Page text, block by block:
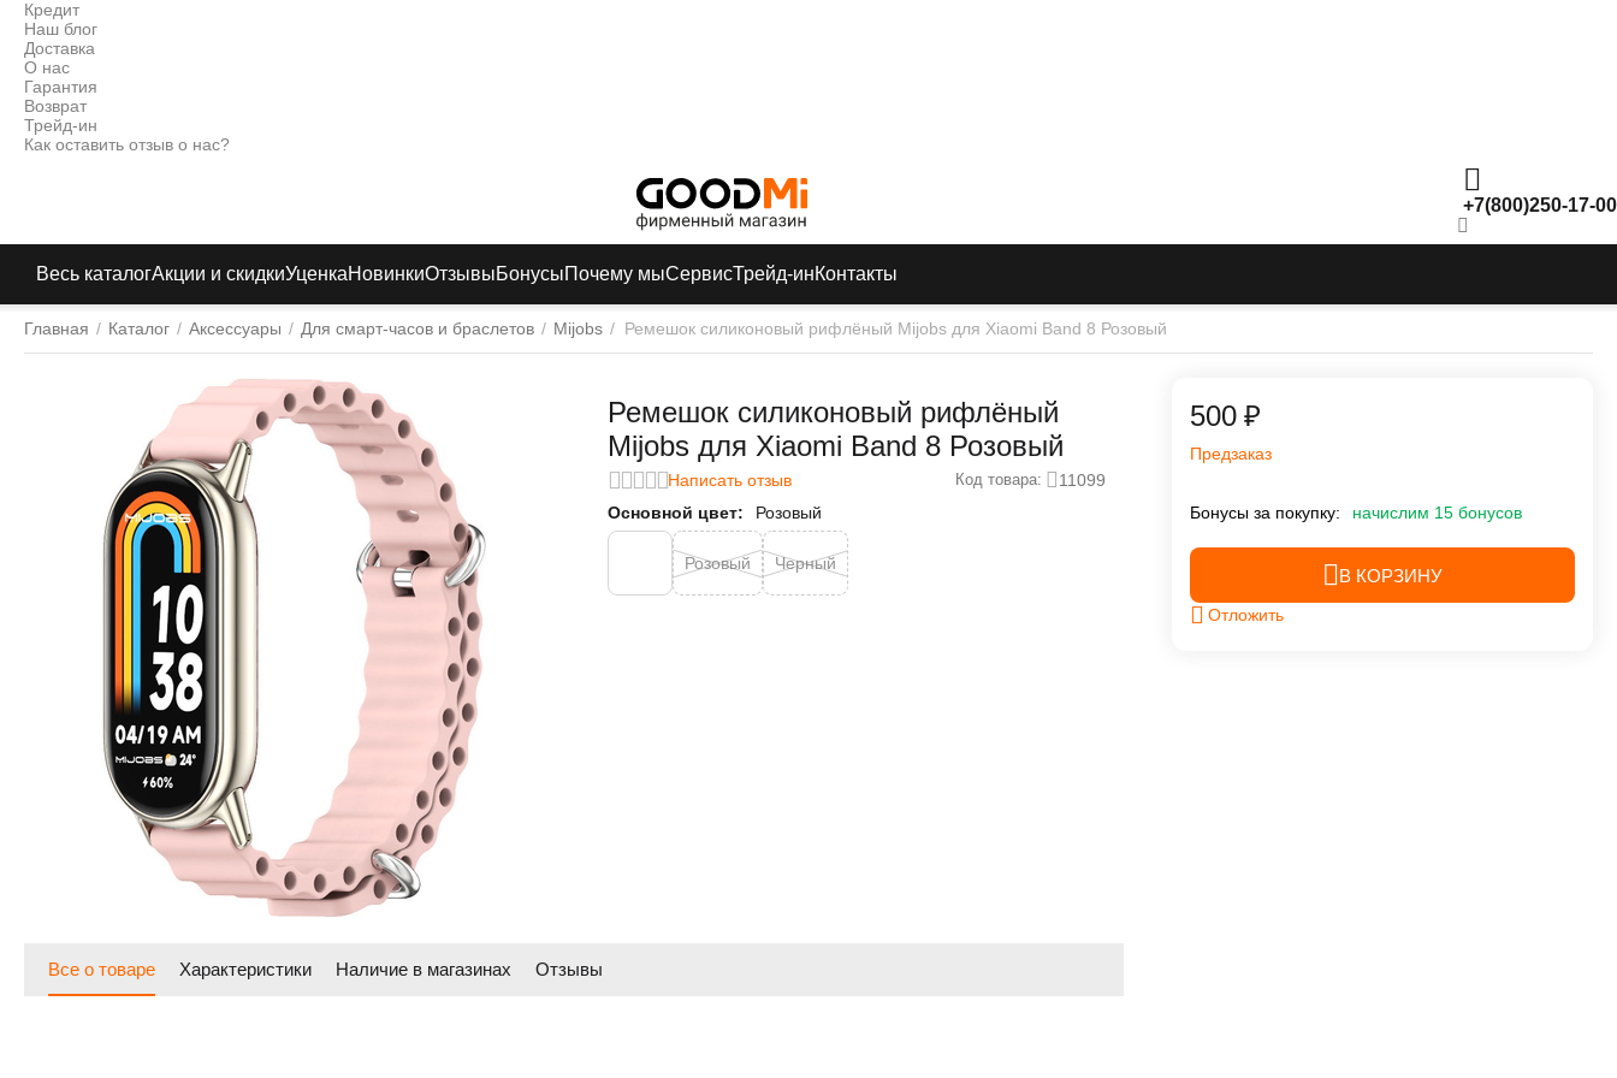
Кредит
Наш блог
Доставка
О нас
Гарантия
Возврат
Трейд-ин
Как оставить отзыв о нас?
+7(800)250-17-00
Весь каталогАкции и скидкиУценкаНовинкиОтзывыБонусыПочему мыСервисТрейд-инКонтакты
Главная / Каталог / Аксессуары / Для смарт-часов и браслетов / Mijobs / Ремешок cиликоновый рифлёный Mijobs для Xiaomi Band 8 Розовый
Ремешок cиликоновый рифлёный
Mijobs для Xiaomi Band 8 Розовый
Написать отзыв Код товара:
11099
Основной цвет:
Розовый
Розовый Черный
‍500‍ ₽
Предзаказ
Бонусы за покупку: начислим 15 бонусов
В КОРЗИНУ
Отложить
Все о товаре Характеристики Наличие в магазинах Отзывы